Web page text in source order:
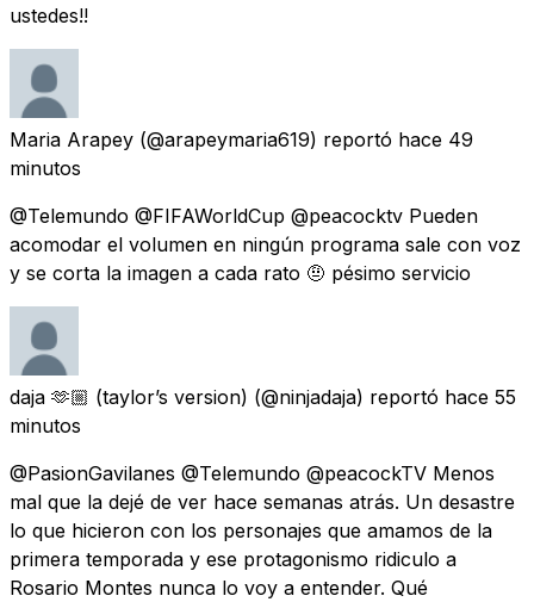
ustedes!!
Maria Arapey (@arapeymaria619) reportó hace 49
minutos
@Telemundo @FIFAWorldCup @peacocktv Pueden
acomodar el volumen en ningún programa sale con voz
y se corta la imagen a cada rato 🤨 pésimo servicio
daja 🫶🏼 (taylor’s version) (@ninjadaja) reportó hace 55
minutos
@PasionGavilanes @Telemundo @peacockTV Menos
mal que la dejé de ver hace semanas atrás. Un desastre
lo que hicieron con los personajes que amamos de la
primera temporada y ese protagonismo ridiculo a
Rosario Montes nunca lo voy a entender. Qué